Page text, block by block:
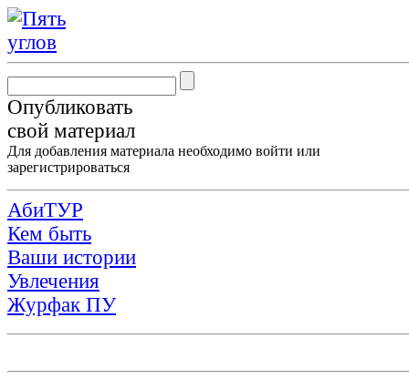
Опубликовать
свой материал
Для добавления материала необходимо войти или
зарегистрироваться
АбиТУР
Кем быть
Ваши истории
Увлечения
Журфак ПУ